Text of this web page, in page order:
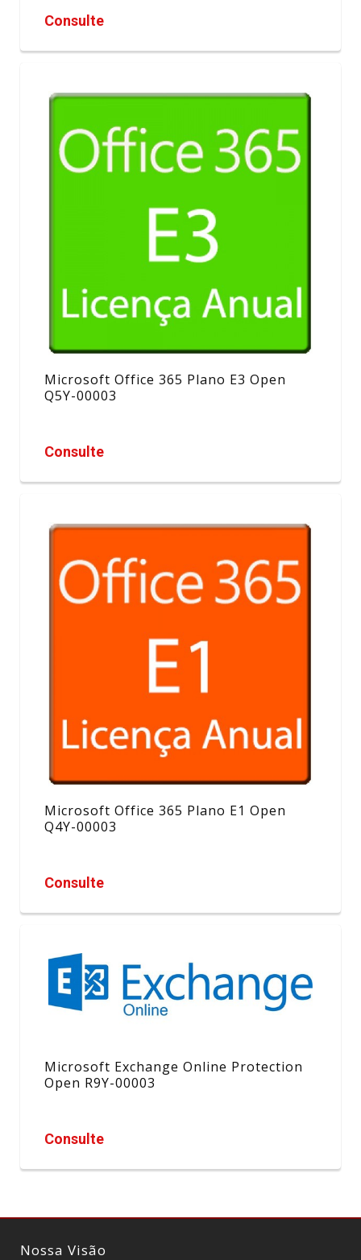
Consulte
Microsoft Office 365 Plano E3 Open
Q5Y-00003
Consulte
Microsoft Office 365 Plano E1 Open
Q4Y-00003
Consulte
Microsoft Exchange Online Protection
Open R9Y-00003
Consulte
Nossa Visão